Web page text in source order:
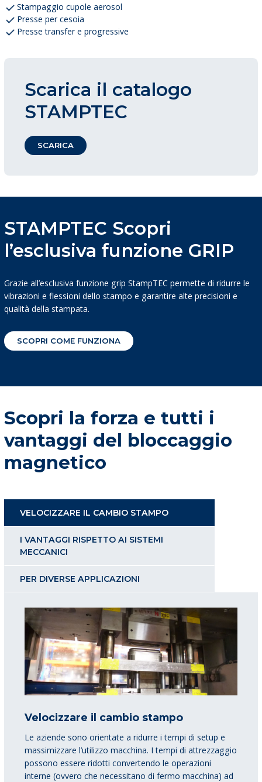
Stampaggio cupole aerosol
Presse per cesoia
Presse transfer e progressive
Scarica il catalogo
STAMPTEC
SCARICA
STAMPTEC Scopri
l’esclusiva funzione GRIP
Grazie all’esclusiva funzione grip StampTEC permette di ridurre le
vibrazioni e flessioni dello stampo e garantire alte precisioni e
qualità della stampata.
SCOPRI COME FUNZIONA
Scopri la forza e tutti i
vantaggi del bloccaggio
magnetico
VELOCIZZARE IL CAMBIO STAMPO
I VANTAGGI RISPETTO AI SISTEMI
MECCANICI
PER DIVERSE APPLICAZIONI
Velocizzare il cambio stampo
Le aziende sono orientate a ridurre i tempi di setup e
massimizzare l’utilizzo macchina. I tempi di attrezzaggio
possono essere ridotti convertendo le operazioni
interne (ovvero che necessitano di fermo macchina) ad